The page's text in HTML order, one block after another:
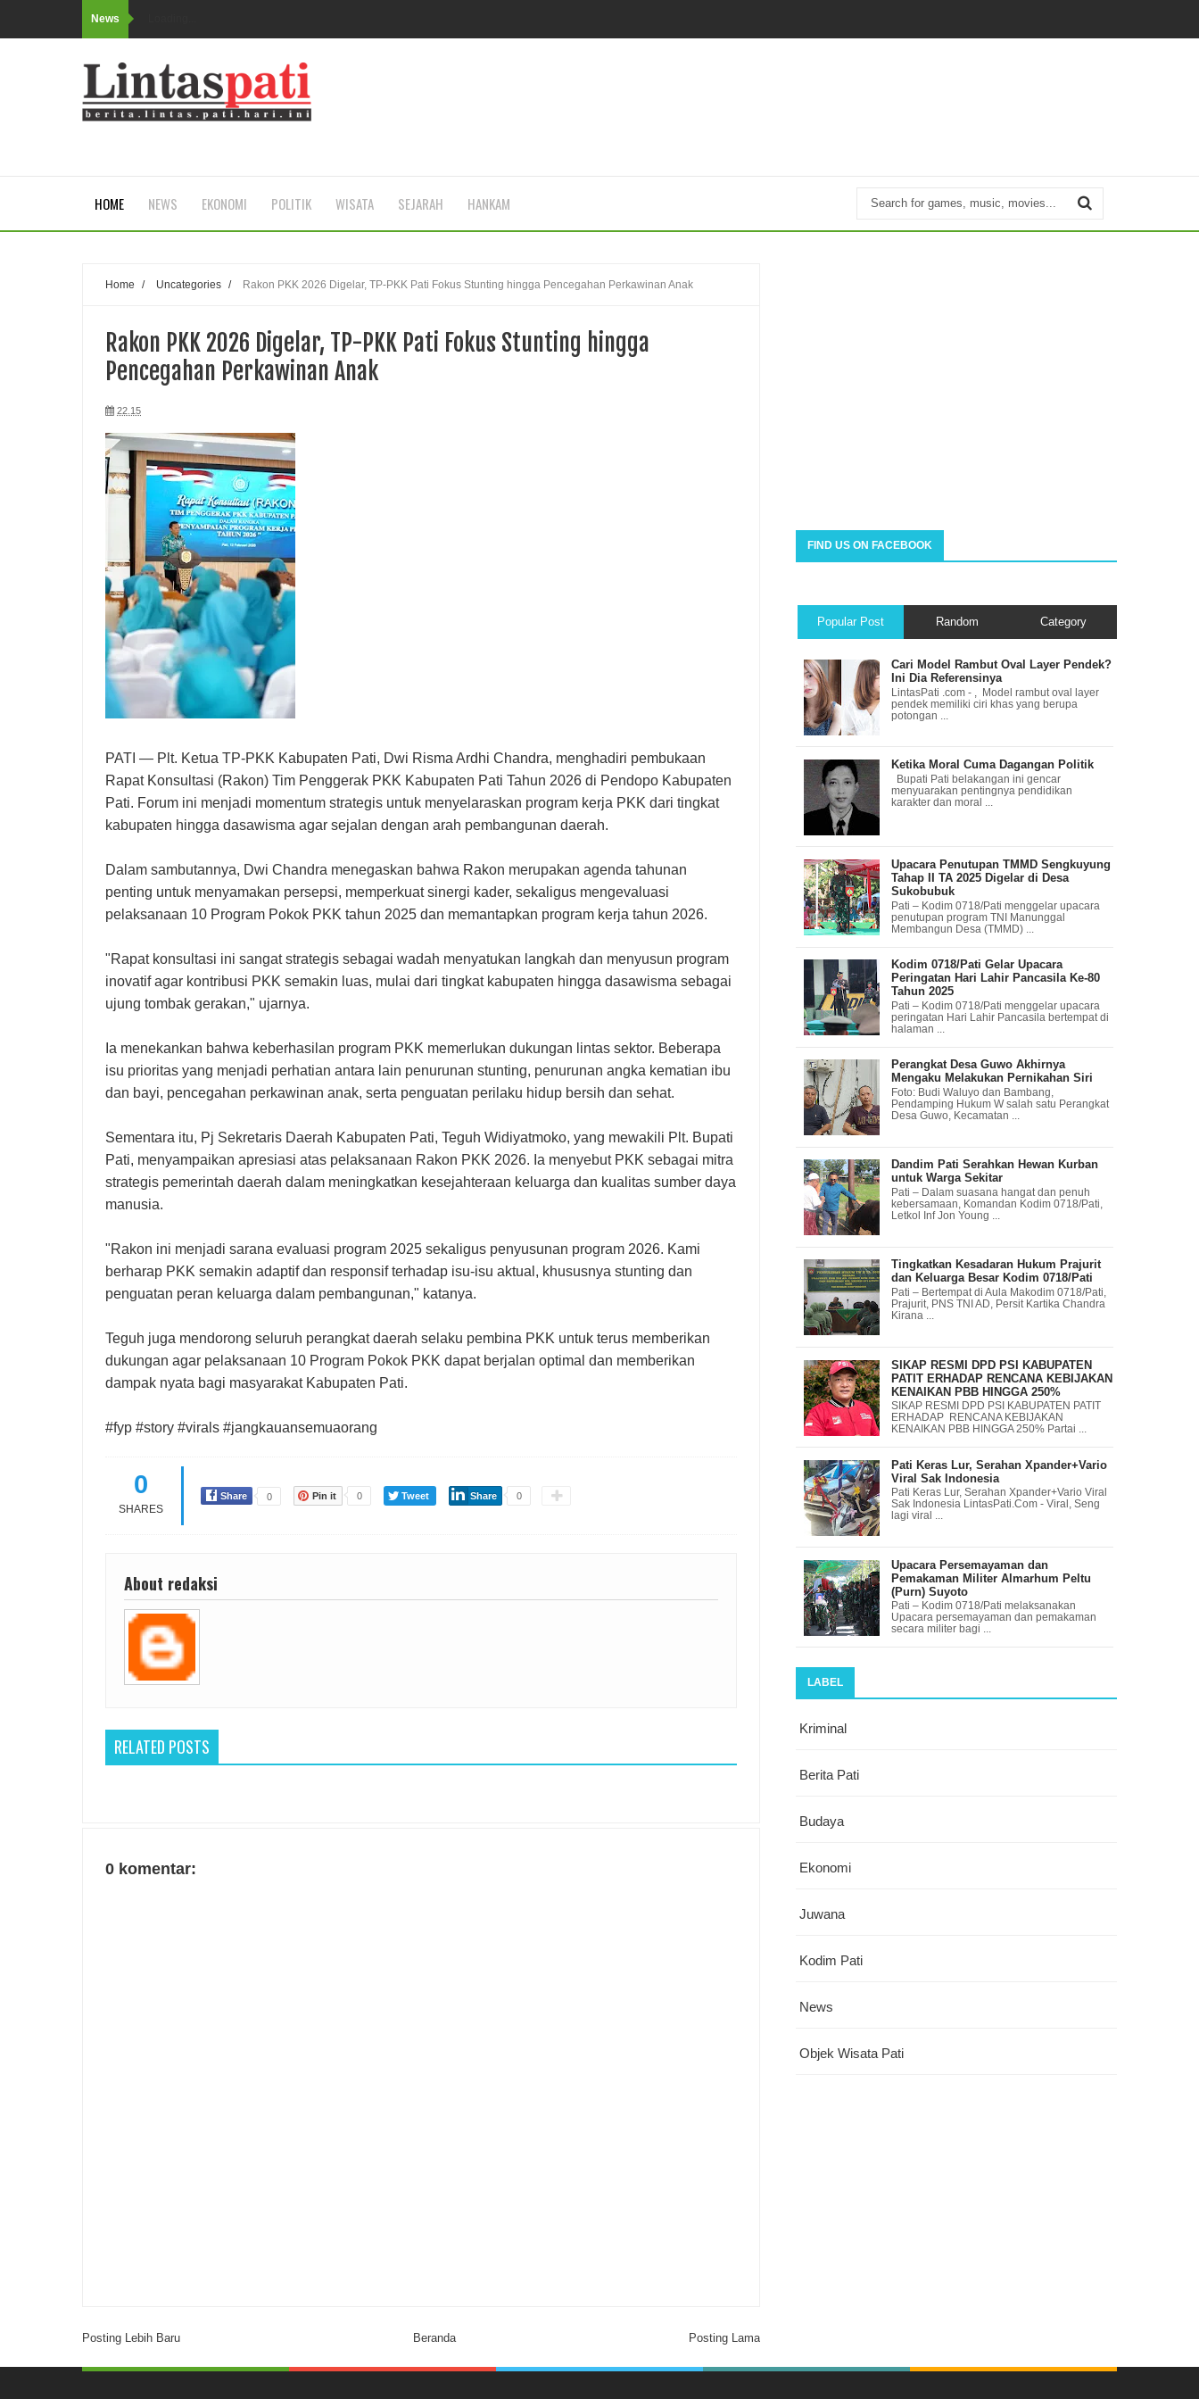
News
HOME NEWS EKONOMI POLITIK WISATA SEJARAH HANKAM
Home / Uncategories / Rakon PKK 2026 Digelar, TP-PKK Pati Fokus Stunting hingga Pencegahan Perkawinan Anak
Rakon PKK 2026 Digelar, TP-PKK Pati Fokus Stunting hingga
Pencegahan Perkawinan Anak
22.15
PATI — Plt. Ketua TP-PKK Kabupaten Pati, Dwi Risma Ardhi Chandra, menghadiri pembukaan
Rapat Konsultasi (Rakon) Tim Penggerak PKK Kabupaten Pati Tahun 2026 di Pendopo Kabupaten
Pati. Forum ini menjadi momentum strategis untuk menyelaraskan program kerja PKK dari tingkat
kabupaten hingga dasawisma agar sejalan dengan arah pembangunan daerah.
Dalam sambutannya, Dwi Chandra menegaskan bahwa Rakon merupakan agenda tahunan
penting untuk menyamakan persepsi, memperkuat sinergi kader, sekaligus mengevaluasi
pelaksanaan 10 Program Pokok PKK tahun 2025 dan memantapkan program kerja tahun 2026.
"Rapat konsultasi ini sangat strategis sebagai wadah menyatukan langkah dan menyusun program
inovatif agar kontribusi PKK semakin luas, mulai dari tingkat kabupaten hingga dasawisma sebagai
ujung tombak gerakan," ujarnya.
Ia menekankan bahwa keberhasilan program PKK memerlukan dukungan lintas sektor. Beberapa
isu prioritas yang menjadi perhatian antara lain penurunan stunting, penurunan angka kematian ibu
dan bayi, pencegahan perkawinan anak, serta penguatan perilaku hidup bersih dan sehat.
Sementara itu, Pj Sekretaris Daerah Kabupaten Pati, Teguh Widiyatmoko, yang mewakili Plt. Bupati
Pati, menyampaikan apresiasi atas pelaksanaan Rakon PKK 2026. Ia menyebut PKK sebagai mitra
strategis pemerintah daerah dalam meningkatkan kesejahteraan keluarga dan kualitas sumber daya
manusia.
"Rakon ini menjadi sarana evaluasi program 2025 sekaligus penyusunan program 2026. Kami
berharap PKK semakin adaptif dan responsif terhadap isu-isu aktual, khususnya stunting dan
penguatan peran keluarga dalam pembangunan," katanya.
Teguh juga mendorong seluruh perangkat daerah selaku pembina PKK untuk terus memberikan
dukungan agar pelaksanaan 10 Program Pokok PKK dapat berjalan optimal dan memberikan
dampak nyata bagi masyarakat Kabupaten Pati.
#fyp #story #virals #jangkauansemuaorang
0
SHARES
Share 0 Pin it 0 Tweet Share 0
About redaksi
RELATED POSTS
0 komentar:
Posting Lebih Baru Posting Lama
Beranda
FIND US ON FACEBOOK
Popular Post Random Category
Cari Model Rambut Oval Layer Pendek?
Ini Dia Referensinya
LintasPati .com - , Model rambut oval layer
pendek memiliki ciri khas yang berupa
potongan ...
Ketika Moral Cuma Dagangan Politik
Bupati Pati belakangan ini gencar
menyuarakan pentingnya pendidikan
karakter dan moral ...
Upacara Penutupan TMMD Sengkuyung
Tahap II TA 2025 Digelar di Desa
Sukobubuk
Pati – Kodim 0718/Pati menggelar upacara
penutupan program TNI Manunggal
Membangun Desa (TMMD) ...
Kodim 0718/Pati Gelar Upacara
Peringatan Hari Lahir Pancasila Ke-80
Tahun 2025
Pati – Kodim 0718/Pati menggelar upacara
peringatan Hari Lahir Pancasila bertempat di
halaman ...
Perangkat Desa Guwo Akhirnya
Mengaku Melakukan Pernikahan Siri
Foto: Budi Waluyo dan Bambang,
Pendamping Hukum W salah satu Perangkat
Desa Guwo, Kecamatan ...
Dandim Pati Serahkan Hewan Kurban
untuk Warga Sekitar
Pati – Dalam suasana hangat dan penuh
kebersamaan, Komandan Kodim 0718/Pati,
Letkol Inf Jon Young ...
Tingkatkan Kesadaran Hukum Prajurit
dan Keluarga Besar Kodim 0718/Pati
Pati – Bertempat di Aula Makodim 0718/Pati,
Prajurit, PNS TNI AD, Persit Kartika Chandra
Kirana ...
SIKAP RESMI DPD PSI KABUPATEN
PATIT ERHADAP RENCANA KEBIJAKAN
KENAIKAN PBB HINGGA 250%
SIKAP RESMI DPD PSI KABUPATEN PATIT
ERHADAP RENCANA KEBIJAKAN
KENAIKAN PBB HINGGA 250% Partai ...
Pati Keras Lur, Serahan Xpander+Vario
Viral Sak Indonesia
Pati Keras Lur, Serahan Xpander+Vario Viral
Sak Indonesia LintasPati.Com - Viral, Seng
lagi viral ...
Upacara Persemayaman dan
Pemakaman Militer Almarhum Peltu
(Purn) Suyoto
Pati – Kodim 0718/Pati melaksanakan
Upacara persemayaman dan pemakaman
secara militer bagi ...
LABEL
Kriminal
Berita Pati
Budaya
Ekonomi
Juwana
Kodim Pati
News
Objek Wisata Pati